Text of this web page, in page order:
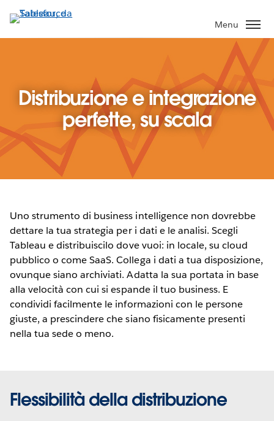
Passa
contenuto
Menu
Distribuzione e integrazione
perfette, su scala
Uno strumento di business intelligence non dovrebbe
dettare la tua strategia per i dati e le analisi. Scegli
Tableau e distribuiscilo dove vuoi: in locale, su cloud
pubblico o come SaaS. Collega i dati a tua disposizione,
ovunque siano archiviati. Adatta la sua portata in base
alla velocità con cui si espande il tuo business. E
condividi facilmente le informazioni con le persone
giuste, a prescindere che siano fisicamente presenti
nella tua sede o meno.
Flessibilità della distribuzione